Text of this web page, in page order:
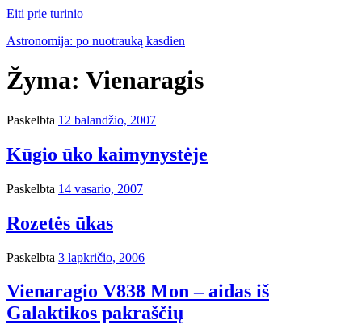
Eiti prie turinio
Astronomija: po nuotrauką kasdien
Žyma: Vienaragis
Paskelbta 12 balandžio, 2007
Kūgio ūko kaimynystėje
Paskelbta 14 vasario, 2007
Rozetės ūkas
Paskelbta 3 lapkričio, 2006
Vienaragio V838 Mon – aidas iš
Galaktikos pakraščių